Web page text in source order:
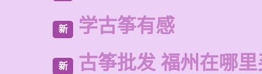
新 学古筝有感
新 古筝批发 福州在哪